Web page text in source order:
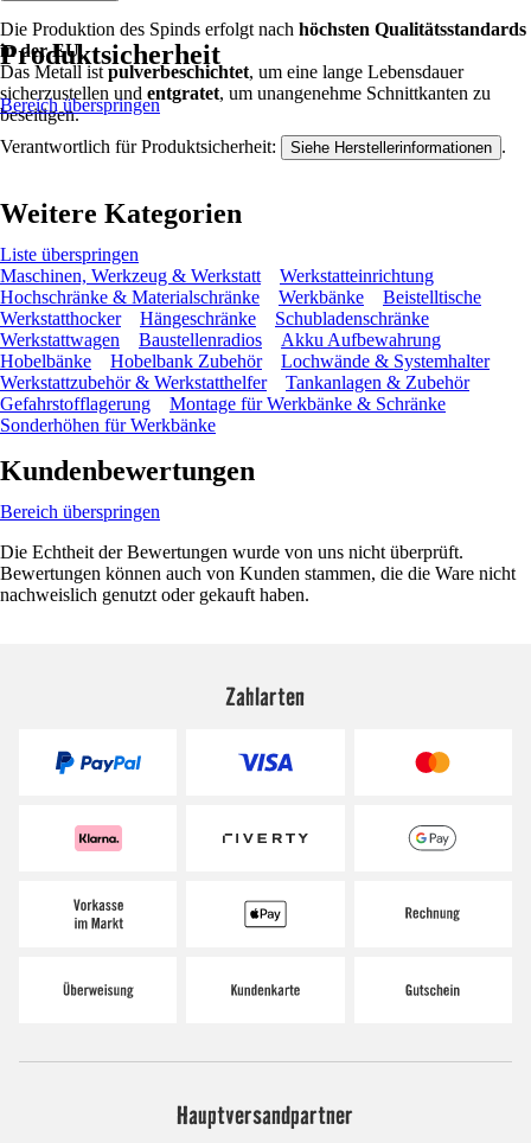
Die Produktion des Spinds erfolgt nach höchsten Qualitätsstandards
in der EU.
Das Metall ist pulverbeschichtet, um eine lange Lebensdauer
sicherzustellen und entgratet, um unangenehme Schnittkanten zu
beseitigen.
Produktsicherheit
Bereich überspringen
Verantwortlich für Produktsicherheit: Siehe Herstellerinformationen .
Weitere Kategorien
Liste überspringen
Maschinen, Werkzeug & Werkstatt
Werkstatteinrichtung
Hochschränke & Materialschränke
Werkbänke
Beistelltische
Werkstatthocker
Hängeschränke
Schubladenschränke
Werkstattwagen
Baustellenradios
Akku Aufbewahrung
Hobelbänke
Hobelbank Zubehör
Lochwände & Systemhalter
Werkstattzubehör & Werkstatthelfer
Tankanlagen & Zubehör
Gefahrstofflagerung
Montage für Werkbänke & Schränke
Sonderhöhen für Werkbänke
Kundenbewertungen
Bereich überspringen
Die Echtheit der Bewertungen wurde von uns nicht überprüft.
Bewertungen können auch von Kunden stammen, die die Ware nicht
nachweislich genutzt oder gekauft haben.
Zahlarten
Hauptversandpartner